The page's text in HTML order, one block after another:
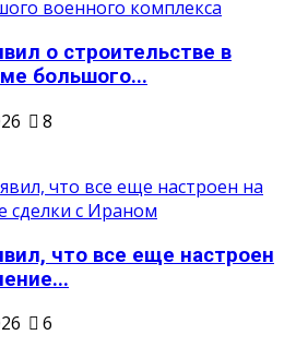
о строительстве в
большого...
8
что все еще настроен
6